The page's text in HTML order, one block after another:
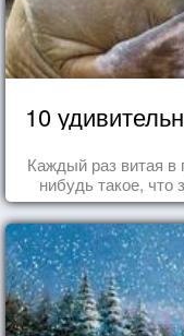
10
Каждый раз витая в
нибудь такое, что